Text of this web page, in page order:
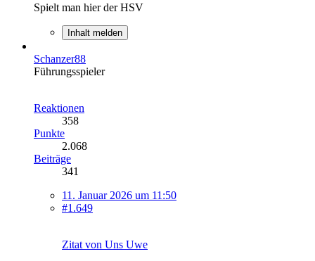
Spielt man hier der HSV
Inhalt melden
Schanzer88
Führungsspieler
Reaktionen
358
Punkte
2.068
Beiträge
341
11. Januar 2026 um 11:50
#1.649
Zitat von Uns Uwe